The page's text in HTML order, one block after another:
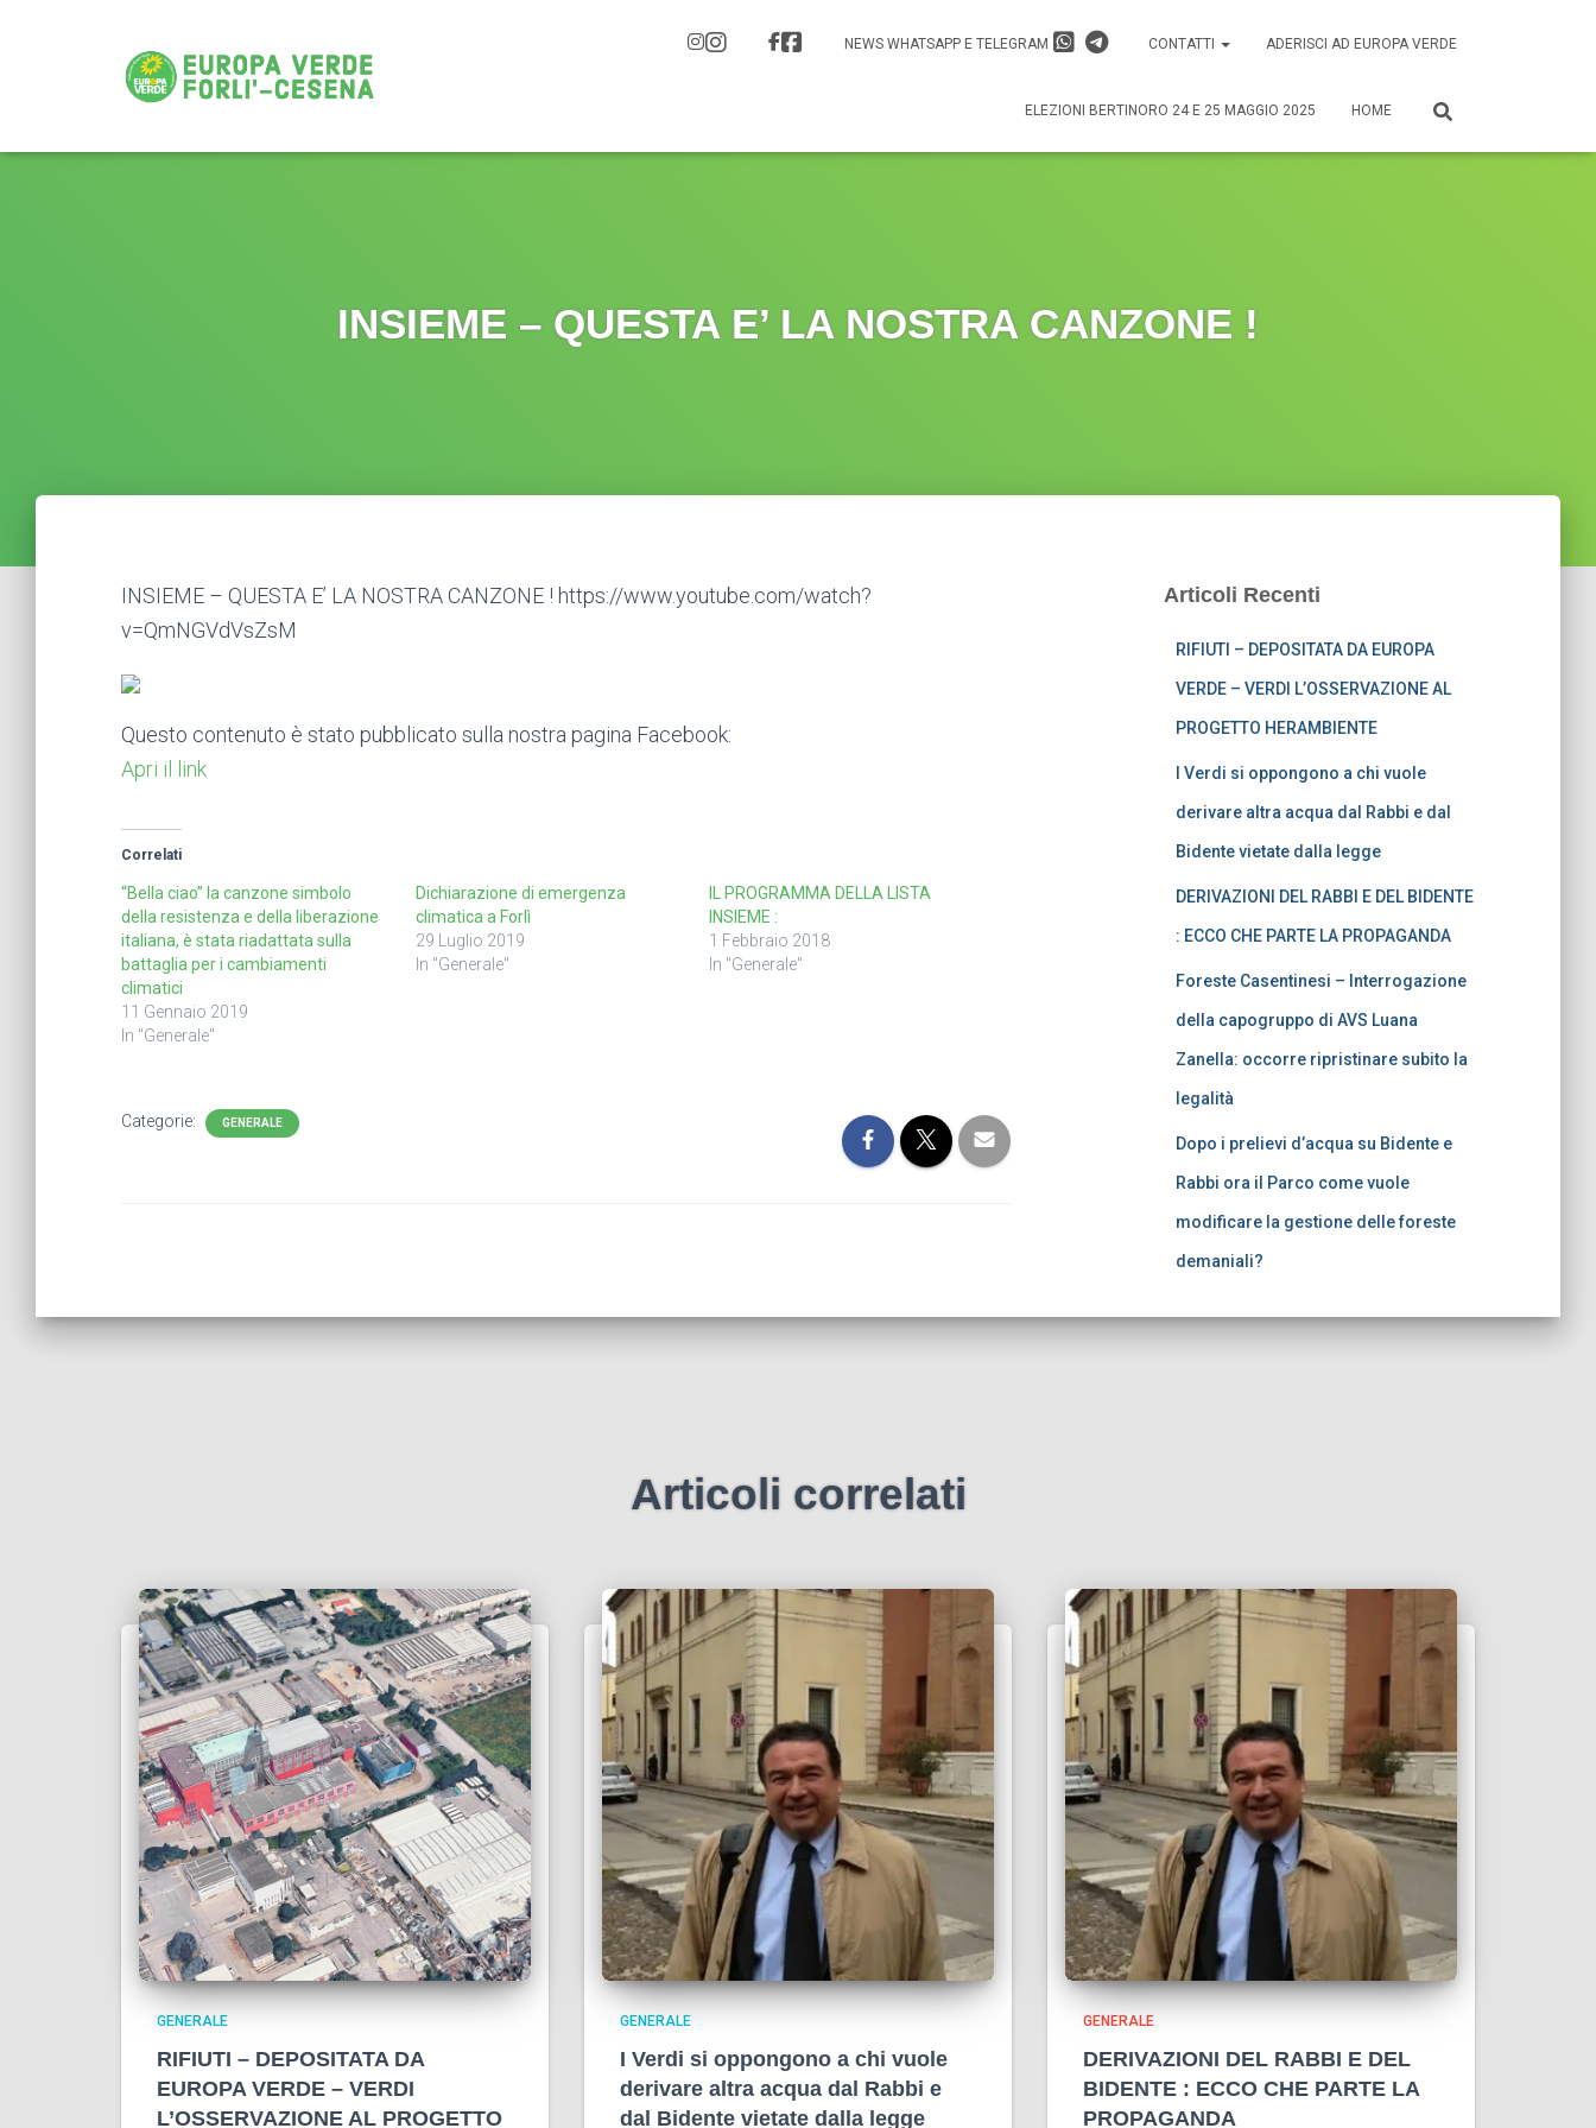
NEWS WHATSAPP E TELEGRAM CONTATTI ADERISCI AD EUROPA VERDE
ELEZIONI BERTINORO 24 E 25 MAGGIO 2025 HOME
INSIEME – QUESTA E’ LA NOSTRA CANZONE !
INSIEME – QUESTA E’ LA NOSTRA CANZONE ! https://www.youtube.com/watch?
v=QmNGVdVsZsM
Questo contenuto è stato pubblicato sulla nostra pagina Facebook:
Apri il link
Correlati
“Bella ciao” la canzone simbolo
della resistenza e della liberazione
italiana, è stata riadattata sulla
battaglia per i cambiamenti
climatici
11 Gennaio 2019
In "Generale"
Dichiarazione di emergenza
climatica a Forlì
29 Luglio 2019
In "Generale"
IL PROGRAMMA DELLA LISTA
INSIEME :
1 Febbraio 2018
In "Generale"
Categorie: GENERALE
Articoli Recenti
RIFIUTI – DEPOSITATA DA EUROPA
VERDE – VERDI L’OSSERVAZIONE AL
PROGETTO HERAMBIENTE
I Verdi si oppongono a chi vuole
derivare altra acqua dal Rabbi e dal
Bidente vietate dalla legge
DERIVAZIONI DEL RABBI E DEL BIDENTE
: ECCO CHE PARTE LA PROPAGANDA
Foreste Casentinesi – Interrogazione
della capogruppo di AVS Luana
Zanella: occorre ripristinare subito la
legalità
Dopo i prelievi d’acqua su Bidente e
Rabbi ora il Parco come vuole
modificare la gestione delle foreste
demaniali?
Articoli correlati
GENERALE
RIFIUTI – DEPOSITATA DA
EUROPA VERDE – VERDI
L’OSSERVAZIONE AL PROGETTO
GENERALE
I Verdi si oppongono a chi vuole
derivare altra acqua dal Rabbi e
dal Bidente vietate dalla legge
GENERALE
DERIVAZIONI DEL RABBI E DEL
BIDENTE : ECCO CHE PARTE LA
PROPAGANDA